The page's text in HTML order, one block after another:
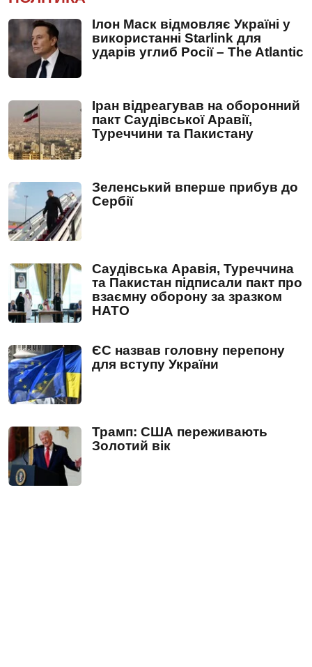
Ілон Маск відмовляє Україні у
використанні Starlink для
ударів углиб Росії – The Atlantic
Іран відреагував на оборонний
пакт Саудівської Аравії,
Туреччини та Пакистану
Зеленський вперше прибув до
Сербії
Саудівська Аравія, Туреччина
та Пакистан підписали пакт про
взаємну оборону за зразком
НАТО
ЄС назвав головну перепону
для вступу України
Трамп: США переживають
Золотий вік